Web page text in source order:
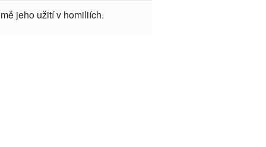
jeho užití v homiliích.